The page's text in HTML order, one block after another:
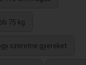
75 kg
szeretne gyereket